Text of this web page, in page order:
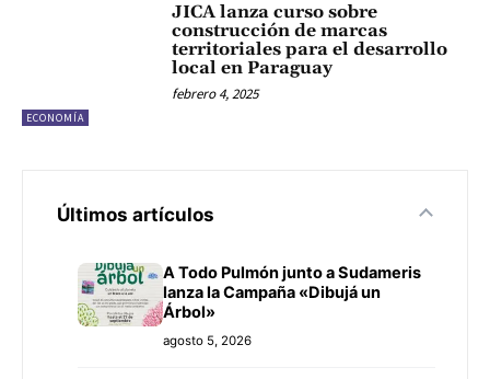
ECONOMÍA
JICA lanza curso sobre
construcción de marcas
territoriales para el desarrollo
local en Paraguay
febrero 4, 2025
Últimos artículos
A Todo Pulmón junto a Sudameris
lanza la Campaña «Dibujá un
Árbol»
agosto 5, 2026